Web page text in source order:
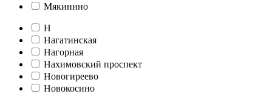
Мякинино
Н
Нагатинская
Нагорная
Нахимовский проспект
Новогиреево
Новокосино